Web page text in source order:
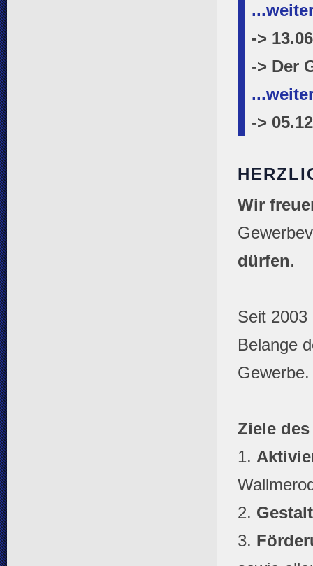
->
-> Der
->
Wir
dürfen.
Seit
Belange
Gewerbe.
Ziele
1.
2.
3.